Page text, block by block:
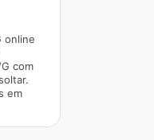
online
com
em